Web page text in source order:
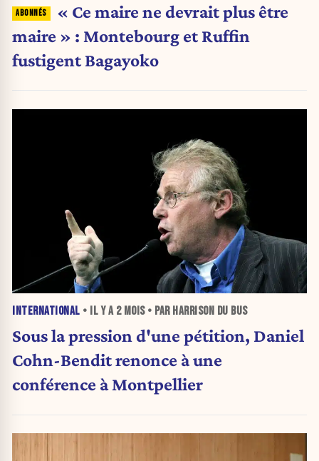
« Ce maire ne devrait plus être
maire » : Montebourg et Ruffin
fustigent Bagayoko
INTERNATIONAL • IL Y A 2 MOIS• PAR HARRISON DU BUS
Sous la pression d'une pétition, Daniel
Cohn-Bendit renonce à une
conférence à Montpellier